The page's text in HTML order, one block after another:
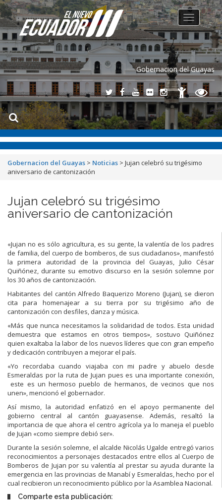
Gobernacion del Guayas
Toggle
navigation
Gobernacion del Guayas > Noticias > Jujan celebró su trigésimo
aniversario de cantonización
Jujan celebró su trigésimo
aniversario de cantonización
«Jujan no es sólo agricultura, es su gente, la valentía de los padres
de familia, del cuerpo de bomberos, de sus ciudadanos», manifestó
la primera autoridad de la provincia del Guayas, Julio César
Quiñónez, durante su emotivo discurso en la sesión solemne por
los 30 años de cantonización.
Habitantes del cantón Alfredo Baquerizo Moreno (Jujan), se dieron
cita para homenajear a su tierra por su trigésimo año de
cantonización con desfiles, danza y música.
«Más que nunca necesitamos la solidaridad de todos. Esta unidad
demuestra que estamos en otros tiempos», sostuvo Quiñónez
quien exaltaba la labor de los nuevos líderes que con gran empeño
y dedicación contribuyen a mejorar el país.
«Yo recordaba cuando viajaba con mi padre y abuelo desde
Esmeraldas por la ruta de Jujan pues es una importante conexión,
este es un hermoso pueblo de hermanos, de vecinos que nos
unen», mencionó el gobernador.
Así mismo, la autoridad enfatizó en el apoyo permanente del
gobierno central al cantón guayasense. Además, resaltó la
importancia de que ahora el centro agrícola ya lo maneja el pueblo
de Jujan «como siempre debió ser».
Durante la sesión solemne, el alcalde Nicolás Ugalde entregó varios
reconocimientos a personajes destacados entre ellos al Cuerpo de
Bomberos de Jujan por su valentía al prestar su ayuda durante la
emergencia en las provincias de Manabí y Esmeraldas, hecho por el
cual recibieron un reconocimiento público por la Asamblea Nacional.
Comparte esta publicación: